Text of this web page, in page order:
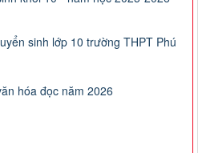
sinh lớp 10 trường THPT Phú
hóa đọc năm 2026